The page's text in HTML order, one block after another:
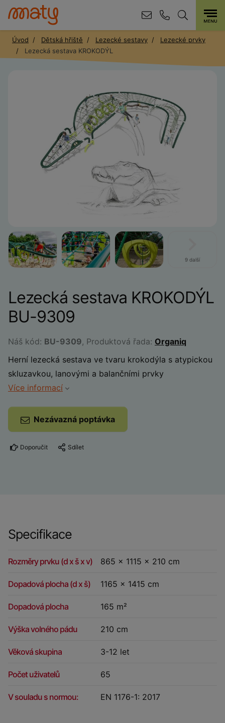
Úvod Dětská hřiště Lezecké sestavy
Lezecké prvky
Lezecká sestava KROKODÝL
9 další
Lezecká sestava KROKODÝL
BU-9309
Náš kód: BU-9309, Produktová řada: Organiq
Herní lezecká sestava ve tvaru krokodýla s atypickou
skluzavkou, lanovými a balančními prvky
Více informací
Nezávazná poptávka
Doporučit Sdílet
Specifikace
Rozměry prvku (d x š x v) 865 x 1115 x 210 cm
Dopadová plocha (d x š) 1165 x 1415 cm
Dopadová plocha 165 m²
Výška volného pádu 210 cm
Věková skupina 3-12 let
Počet uživatelů 65
V souladu s normou: EN 1176-1: 2017